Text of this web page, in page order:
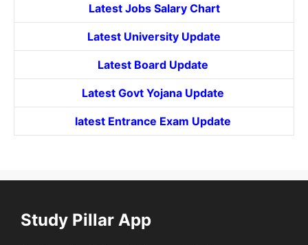
Latest Jobs Salary Chart
Latest University Update
Latest Board Update
Latest Govt YojanaUpdate
latest Entrance Exam Update
Study Pillar App